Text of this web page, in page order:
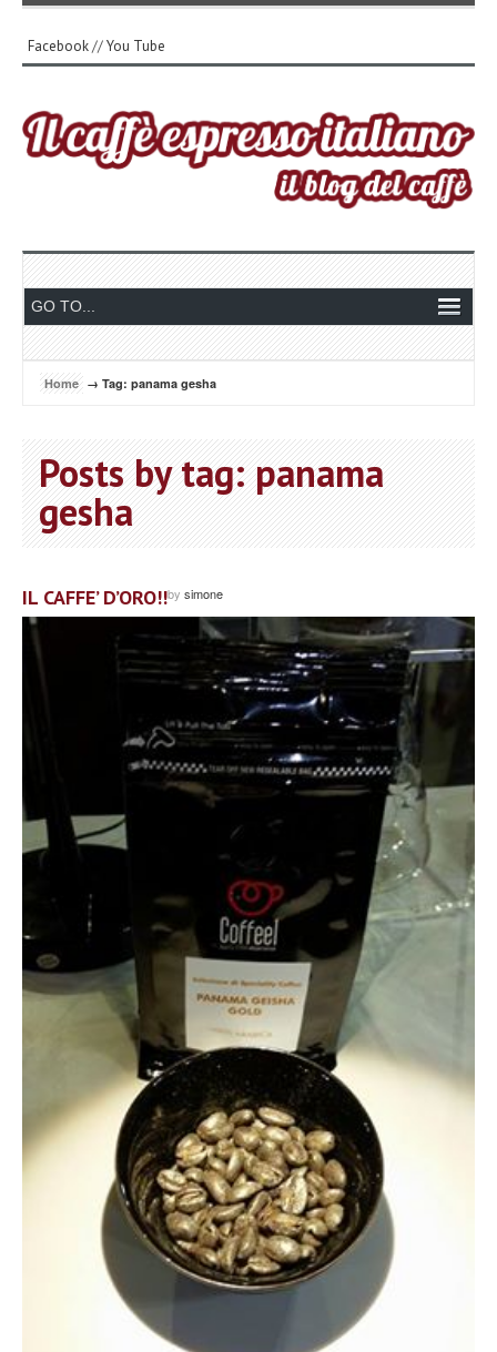
Facebook//You Tube
Home → Tag: panama gesha
Posts by tag: panama
gesha
IL CAFFE’ D’ORO!!by simone